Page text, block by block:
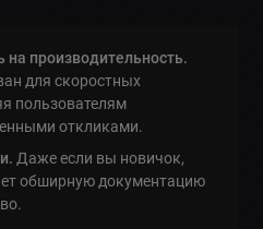
на производительность.
для скоростных
пользователям
откликами.
Даже если вы новичок,
обширную документацию